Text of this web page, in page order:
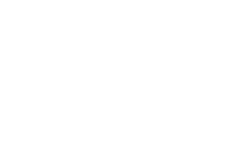
https://
aparta-subirse-